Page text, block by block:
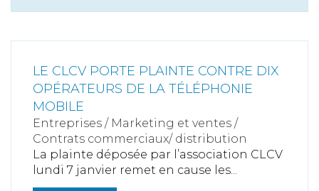
LE CLCV PORTE PLAINTE CONTRE DIX
OPÉRATEURS DE LA TÉLÉPHONIE
MOBILE
Entreprises / Marketing et ventes /
Contrats commerciaux/ distribution
La plainte déposée par l’association CLCV
lundi 7 janvier remet en cause les...